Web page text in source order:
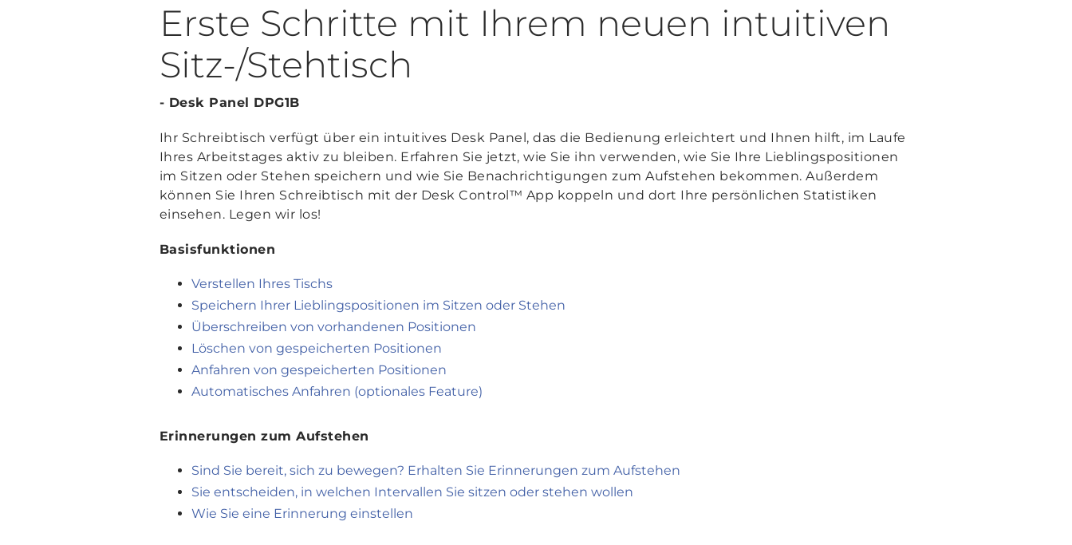
Erste Schritte mit Ihrem neuen intuitiven
Sitz-/Stehtisch
- Desk Panel DPG1B
Ihr Schreibtisch verfügt über ein intuitives Desk Panel, das die Bedienung erleichtert und Ihnen hilft, im Laufe
Ihres Arbeitstages aktiv zu bleiben. Erfahren Sie jetzt, wie Sie ihn verwenden, wie Sie Ihre Lieblingspositionen
im Sitzen oder Stehen speichern und wie Sie Benachrichtigungen zum Aufstehen bekommen. Außerdem
können Sie Ihren Schreibtisch mit der Desk Control™ App koppeln und dort Ihre persönlichen Statistiken
einsehen. Legen wir los!
Basisfunktionen
Verstellen Ihres Tischs
Speichern Ihrer Lieblingspositionen im Sitzen oder Stehen
Überschreiben von vorhandenen Positionen
Löschen von gespeicherten Positionen
Anfahren von gespeicherten Positionen
Automatisches Anfahren (optionales Feature)
Erinnerungen zum Aufstehen
Sind Sie bereit, sich zu bewegen? Erhalten Sie Erinnerungen zum Aufstehen
Sie entscheiden, in welchen Intervallen Sie sitzen oder stehen wollen
Wie Sie eine Erinnerung einstellen